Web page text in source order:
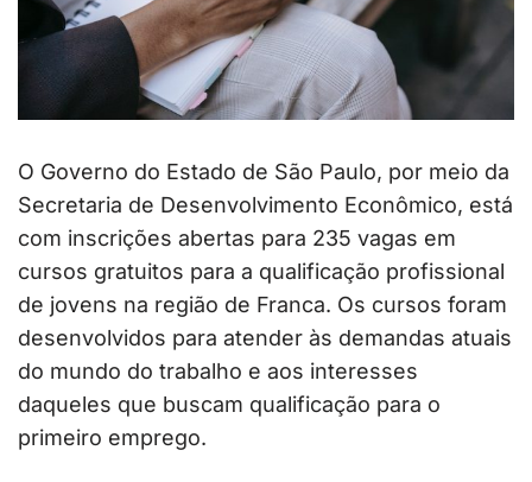
O Governo do Estado de São Paulo, por meio da
Secretaria de Desenvolvimento Econômico, está
com inscrições abertas para 235 vagas em
cursos gratuitos para a qualificação profissional
de jovens na região de Franca. Os cursos foram
desenvolvidos para atender às demandas atuais
do mundo do trabalho e aos interesses
daqueles que buscam qualificação para o
primeiro emprego.